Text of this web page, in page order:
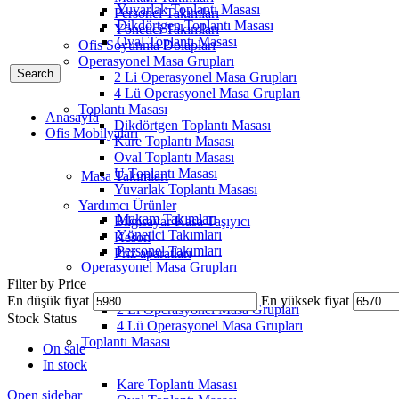
Yuvarlak Toplantı Masası
Dikdörtgen Toplantı Masası
Oval Toplantı Masası
Search
Anasayfa
Ofis Mobilyaları
Masa Takımları
Makam Takımları
Yönetici Takımları
Personel Takımları
Operasyonel Masa Grupları
2 Li Operasyonel Masa Grupları
4 Lü Operasyonel Masa Grupları
Toplantı Masası
Kare Toplantı Masası
Personel Takımları
Yönetici Takımları
Ofis Soyunma Dolapları
Operasyonel Masa Grupları
2 Li Operasyonel Masa Grupları
4 Lü Operasyonel Masa Grupları
Toplantı Masası
Dikdörtgen Toplantı Masası
Kare Toplantı Masası
Oval Toplantı Masası
U Toplantı Masası
Yuvarlak Toplantı Masası
Yardımcı Ürünler
Bilgisayar Kasa Taşıyıcı
Keson
Priz aparatları
Filter by Price
En düşük fiyat
En yüksek fiyat
Stock Status
On sale
In stock
Open sidebar